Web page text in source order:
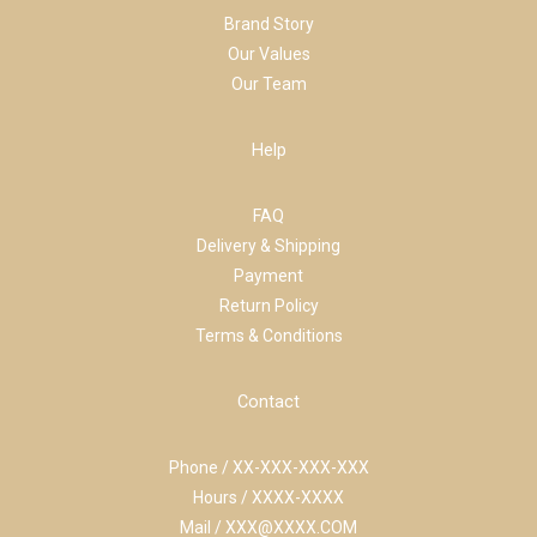
Brand Story
Our Values
Our Team
Help
FAQ
Delivery & Shipping
Payment
Return Policy
Terms & Conditions
Contact
Phone / XX-XXX-XXX-XXX
Hours / XXXX-XXXX
Mail / XXX@XXXX.COM